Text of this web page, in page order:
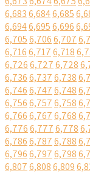
6,6836,6846,685
6,6946,6956,696
6,7056,7066,707
6,7166,7176,718
6,7266,7276,728
6,7366,7376,738
6,7466,7476,748
6,7566,7576,758
6,7666,7676,768
6,7766,7776,778
6,7866,7876,788
6,7966,7976,798
6,8076,8086,809